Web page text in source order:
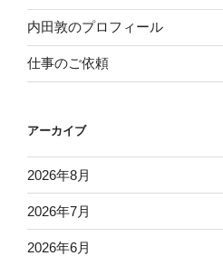
内田敦のプロフィール
仕事のご依頼
アーカイブ
2026年8月
2026年7月
2026年6月